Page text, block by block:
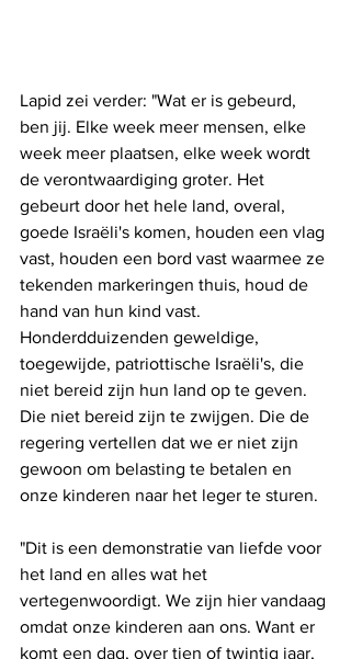
Lapid zei verder: "Wat er is gebeurd,
ben jij. Elke week meer mensen, elke
week meer plaatsen, elke week wordt
de verontwaardiging groter. Het
gebeurt door het hele land, overal,
goede Israëli's komen, houden een vlag
vast, houden een bord vast waarmee ze
tekenden markeringen thuis, houd de
hand van hun kind vast.
Honderdduizenden geweldige,
toegewijde, patriottische Israëli's, die
niet bereid zijn hun land op te geven.
Die niet bereid zijn te zwijgen. Die de
regering vertellen dat we er niet zijn
gewoon om belasting te betalen en
onze kinderen naar het leger te sturen.
"Dit is een demonstratie van liefde voor
het land en alles wat het
vertegenwoordigt. We zijn hier vandaag
omdat onze kinderen aan ons. Want er
komt een dag, over tien of twintig jaar,